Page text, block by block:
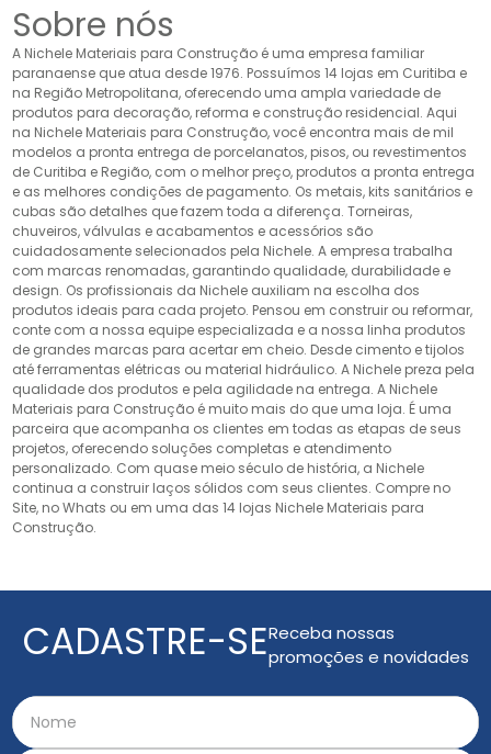
Sobre nós
A Nichele Materiais para Construção é uma empresa familiar
paranaense que atua desde 1976. Possuímos 14 lojas em Curitiba e
na Região Metropolitana, oferecendo uma ampla variedade de
produtos para decoração, reforma e construção residencial. Aqui
na Nichele Materiais para Construção, você encontra mais de mil
modelos a pronta entrega de porcelanatos, pisos, ou revestimentos
de Curitiba e Região, com o melhor preço, produtos a pronta entrega
e as melhores condições de pagamento. Os metais, kits sanitários e
cubas são detalhes que fazem toda a diferença. Torneiras,
chuveiros, válvulas e acabamentos e acessórios são
cuidadosamente selecionados pela Nichele. A empresa trabalha
com marcas renomadas, garantindo qualidade, durabilidade e
design. Os profissionais da Nichele auxiliam na escolha dos
produtos ideais para cada projeto. Pensou em construir ou reformar,
conte com a nossa equipe especializada e a nossa linha produtos
de grandes marcas para acertar em cheio. Desde cimento e tijolos
até ferramentas elétricas ou material hidráulico. A Nichele preza pela
qualidade dos produtos e pela agilidade na entrega. A Nichele
Materiais para Construção é muito mais do que uma loja. É uma
parceira que acompanha os clientes em todas as etapas de seus
projetos, oferecendo soluções completas e atendimento
personalizado. Com quase meio século de história, a Nichele
continua a construir laços sólidos com seus clientes. Compre no
Site, no Whats ou em uma das 14 lojas Nichele Materiais para
Construção.
CADASTRE-SEReceba nossas
promoções e novidades